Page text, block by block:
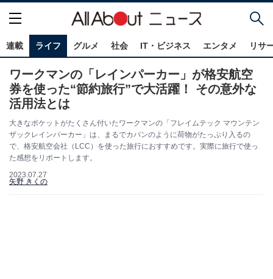
連載 ライフ グルメ 社会 IT・ビジネス エンタメ リサ
ワークマンの「レインパーカー」が格安航空
券を使った“節約旅行”で大活躍！ その意外な
活用法とは
大きなポケットがたくさん付いたワークマンの「フレイムテック マウンテン
ザックレインパーカー」は、まるでカバンのように荷物がたっぷり入るの
で、格安航空会社（LCC）を使った旅行におすすめです。実際に旅行で使っ
た感想をリポートします。
2023.07.27
矢野 きくの